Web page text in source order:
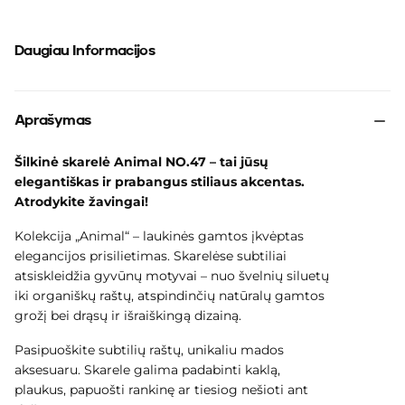
Daugiau Informacijos
Aprašymas
Šilkinė skarelė Animal NO.47 – tai jūsų
elegantiškas ir prabangus stiliaus akcentas.
Atrodykite žavingai!
Kolekcija „Animal“ – laukinės gamtos įkvėptas
elegancijos prisilietimas. Skarelėse subtiliai
atsiskleidžia gyvūnų motyvai – nuo švelnių siluetų
iki organiškų raštų, atspindinčių natūralų gamtos
grožį bei drąsų ir išraiškingą dizainą.
Pasipuoškite subtilių raštų, unikaliu mados
aksesuaru. Skarele galima padabinti kaklą,
plaukus, papuošti rankinę ar tiesiog nešioti ant